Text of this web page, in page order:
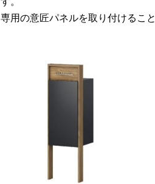
専用の意匠パネルを取り付けるこ